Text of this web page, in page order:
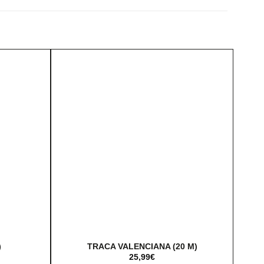
TRACA VALENCIANA (20 M)
25,99€